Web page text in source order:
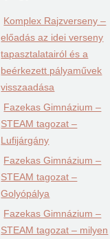
Komplex Rajzverseny –
előadás az idei verseny
tapasztalatairól és a
beérkezett pályaművek
visszaadása
Fazekas Gimnázium –
STEAM tagozat –
Lufijárgány
Fazekas Gimnázium –
STEAM tagozat –
Golyópálya
Fazekas Gimnázium –
STEAM tagozat – milyen